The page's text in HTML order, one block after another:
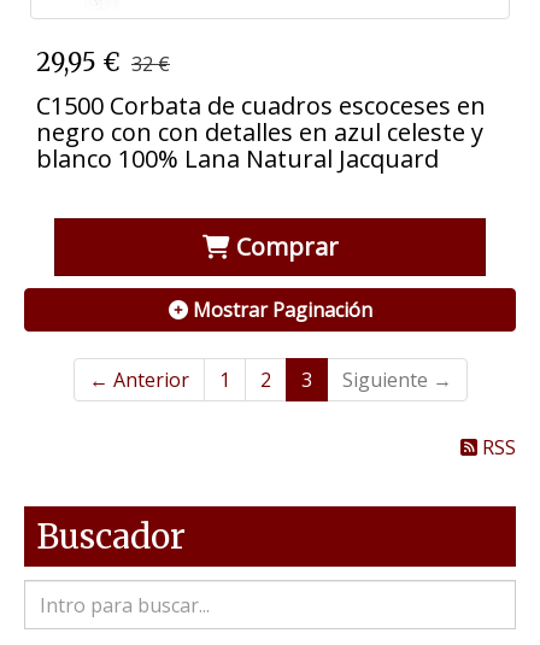
29,95 € 32 €
C1500 Corbata de cuadros escoceses en
negro con con detalles en azul celeste y
blanco 100% Lana Natural Jacquard
Comprar
Mostrar Paginación
← Anterior 1 2 3 Siguiente →
RSS
Buscador